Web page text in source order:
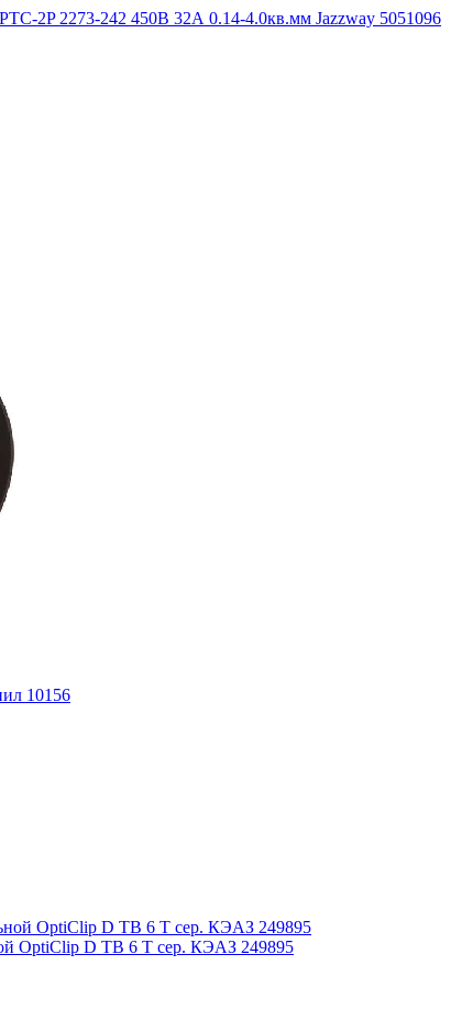
2P 2273-242 450В 32А 0.14-4.0кв.мм Jazzway 5051096
10156
OptiClip D TB 6 T сер. КЭАЗ 249895